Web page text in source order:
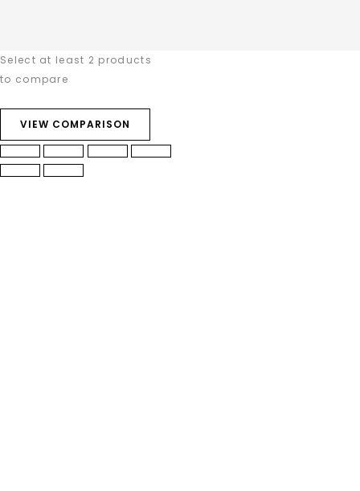
Select at least 2 products
to compare
VIEW COMPARISON